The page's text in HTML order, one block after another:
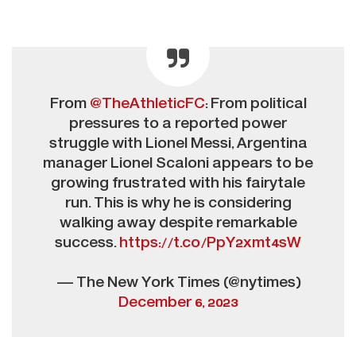
From @TheAthleticFC: From political
pressures to a reported power
struggle with Lionel Messi, Argentina
manager Lionel Scaloni appears to be
growing frustrated with his fairytale
run. This is why he is considering
walking away despite remarkable
success.https://t.co/PpY2xmt4sW
— The New York Times (@nytimes)
December 6, 2023